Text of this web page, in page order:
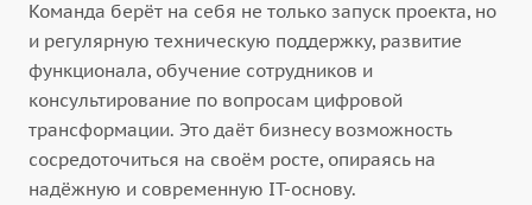
Команда берёт на себя не только запуск проекта, но
и регулярную техническую поддержку, развитие
функционала, обучение сотрудников и
консультирование по вопросам цифровой
трансформации. Это даёт бизнесу возможность
сосредоточиться на своём росте, опираясь на
надёжную и современную IT-основу.